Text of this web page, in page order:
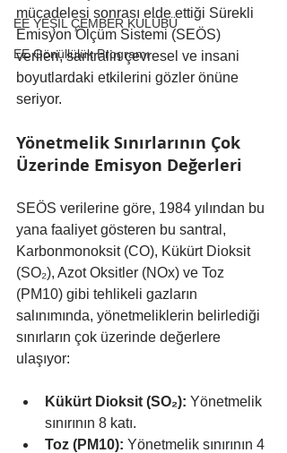
EE YEŞİL ÇEMBER KULÜBÜ
EE Gönüllülük Programı
mücadelesi sonrası elde ettiği Sürekli
Emisyon Ölçüm Sistemi (SEÖS)
verileri, santralin çevresel ve insani
boyutlardaki etkilerini gözler önüne
seriyor.
Yönetmelik Sınırlarının Çok
Üzerinde Emisyon Değerleri
SEÖS verilerine göre, 1984 yılından bu
yana faaliyet gösteren bu santral,
Karbonmonoksit (CO), Kükürt Dioksit
(SO₂), Azot Oksitler (NOx) ve Toz
(PM10) gibi tehlikeli gazların
salınımında, yönetmeliklerin belirlediği
sınırların çok üzerinde değerlere
ulaşıyor:
Kükürt Dioksit (SO₂): Yönetmelik
sınırının 8 katı.
Toz (PM10): Yönetmelik sınırının 4